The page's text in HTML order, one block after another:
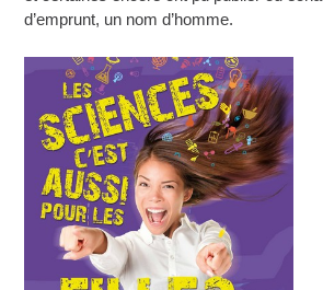
d’emprunt, un nom d’homme.